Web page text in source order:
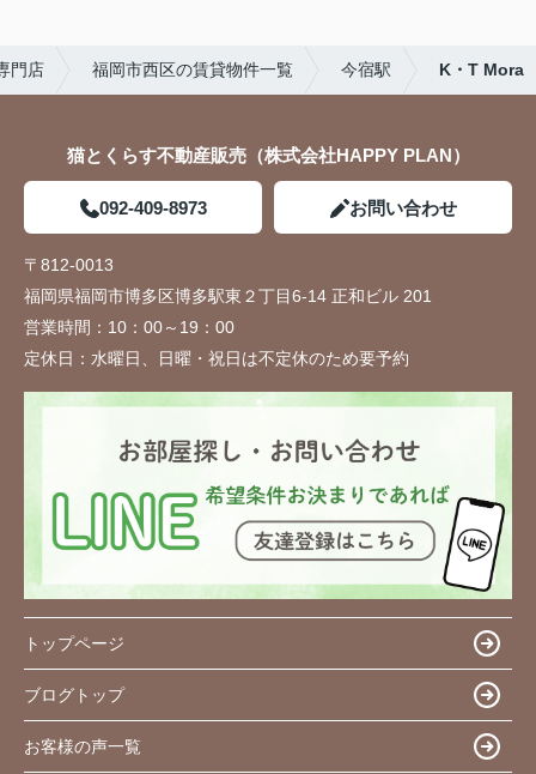
門店 福岡市西区の賃貸物件一覧 今宿駅 K・T Mora
猫とくらす不動産販売（株式会社HAPPY PLAN）
092-409-8973 お問い合わせ
〒812-0013
福岡県福岡市博多区博多駅東２丁目6-14 正和ビル 201
営業時間： 10：00～19：00
定休日： 水曜日、日曜・祝日は不定休のため要予約
トップページ
ブログトップ
お客様の声一覧